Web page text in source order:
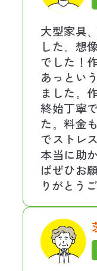
大型家具
した。想
でした！
あっとい
ました。
終始丁寧
た。料金
でストレ
本当に助
ばぜひお
りがとう